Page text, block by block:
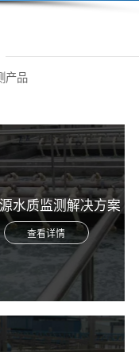
产品
水质监测解决方案
查看详情